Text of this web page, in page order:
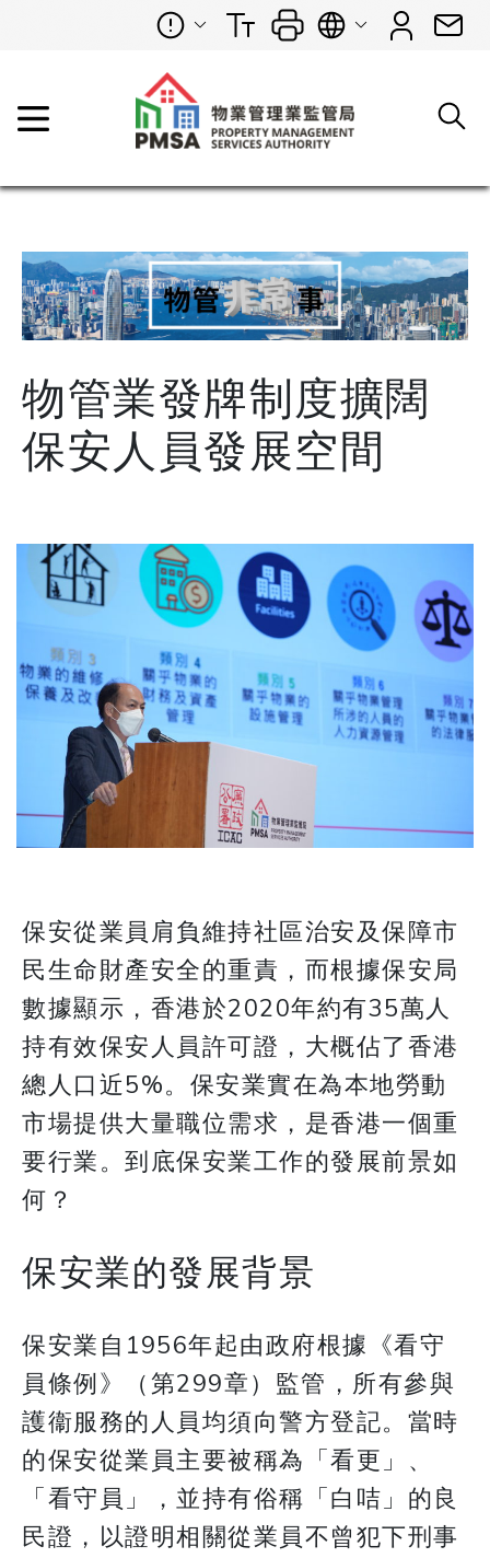
物管業發牌制度擴闊
保安人員發展空間
保安從業員肩負維持社區治安及保障市
民生命財產安全的重責，而根據保安局
數據顯示，香港於2020年約有35萬人
持有效保安人員許可證，大概佔了香港
總人口近5%。保安業實在為本地勞動
市場提供大量職位需求，是香港一個重
要行業。到底保安業工作的發展前景如
何？
保安業的發展背景
保安業自1956年起由政府根據《看守
員條例》（第299章）監管，所有參與
護衞服務的人員均須向警方登記。當時
的保安從業員主要被稱為「看更」、
「看守員」，並持有俗稱「白咭」的良
民證，以證明相關從業員不曾犯下刑事